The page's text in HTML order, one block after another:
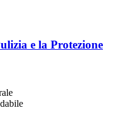
e la Protezione